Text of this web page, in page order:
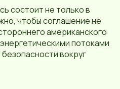
состоит не только в
чтобы соглашение не
американского
потоками
вокруг